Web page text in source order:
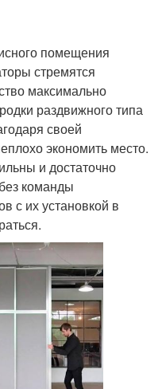
помещения
стремятся
максимально
раздвижного типа
своей
экономить место.
и достаточно
команды
с их установкой в